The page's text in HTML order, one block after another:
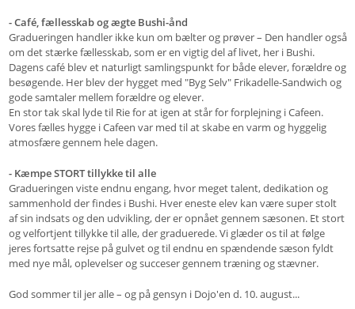
- Café, fællesskab og ægte Bushi-ånd
Gradueringen handler ikke kun om bælter og prøver – Den handler også
om det stærke fællesskab, som er en vigtig del af livet, her i Bushi.
Dagens café blev et naturligt samlingspunkt for både elever, forældre og
besøgende. Her blev der hygget med "Byg Selv" Frikadelle-Sandwich og
gode samtaler mellem forældre og elever.
En stor tak skal lyde til Rie for at igen at står for forplejning i Cafeen.
Vores fælles hygge i Cafeen var med til at skabe en varm og hyggelig
atmosfære gennem hele dagen.
- Kæmpe STORT tillykke til alle
Gradueringen viste endnu engang, hvor meget talent, dedikation og
sammenhold der findes i Bushi. Hver eneste elev kan være super stolt
af sin indsats og den udvikling, der er opnået gennem sæsonen. Et stort
og velfortjent tillykke til alle, der graduerede. Vi glæder os til at følge
jeres fortsatte rejse på gulvet og til endnu en spændende sæson fyldt
med nye mål, oplevelser og succeser gennem træning og stævner.
God sommer til jer alle – og på gensyn i Dojo'en d. 10. august...